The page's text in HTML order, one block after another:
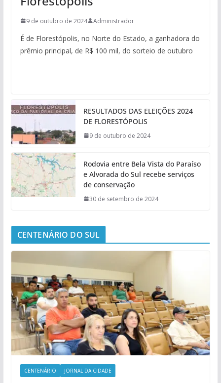
9 de outubro de 2024 Administrador
É de Florestópolis, no Norte do Estado, a ganhadora do
prêmio principal, de R$ 100 mil, do sorteio de outubro
RESULTADOS DAS ELEIÇÕES 2024
DE FLORESTÓPOLIS
9 de outubro de 2024
Rodovia entre Bela Vista do Paraíso
e Alvorada do Sul recebe serviços
de conservação
30 de setembro de 2024
CENTENÁRIO DO SUL
CENTENÁRIO JORNAL DA CIDADE